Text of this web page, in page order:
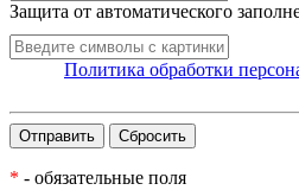
Защита от автоматического
Политика обработки
* - обязательные поля